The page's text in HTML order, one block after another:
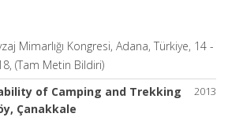
Mimarlığı Kongresi, Adana, Türkiye, 14 -
(Tam Metin Bildiri)
2013
of Camping and Trekking
Çanakkale